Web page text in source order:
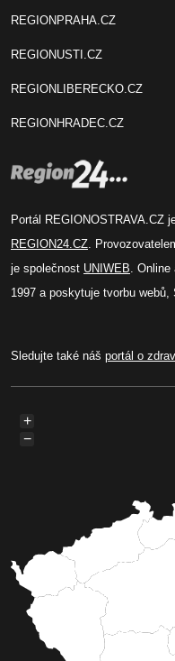
REGIONPRAHA.CZ
REGIONUSTI.CZ
REGIONLIBERECKO.CZ
REGIONHRADEC.CZ
Portál REGIONOSTRAVA.CZ
REGION24.CZ .
je společnost UNIWEB .
1997 a poskytuje tvorbu
Sledujte také náš portál o
+
−